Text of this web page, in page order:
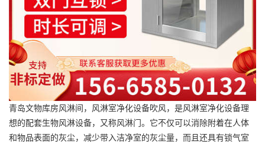
青岛文物库房风淋间，风淋室净化设备吹风，是风淋室净化设备理
想的配套生物风淋设备，又称风淋门。它不仅可以消除附着在人体
和物品表面的灰尘，减少带入洁净室的灰尘量，而且还具有锁气室